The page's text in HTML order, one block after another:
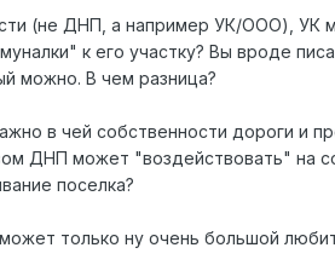
(не ДНП, а например УК/ООО), УК
к его участку? Вы вроде
можно. В чем разница?
в чей собственности дороги и
ДНП может "воздействовать" на
поселка?
только ну очень большой